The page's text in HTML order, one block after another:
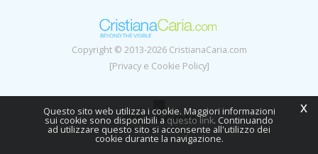
Copyright © 2013-2026 CristianaCaria.com
[Privacy e Cookie Policy]
x
Questo sito web utilizza i cookie. Maggiori informazioni
sui cookie sono disponibili a questo link. Continuando
ad utilizzare questo sito si acconsente all'utilizzo dei
cookie durante la navigazione.